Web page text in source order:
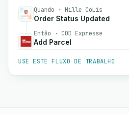
Quando · Mille CoLis
Order Status Updated
Então · COD Expresse
Add Parcel
USE ESTE FLUXO DE TRABALHO